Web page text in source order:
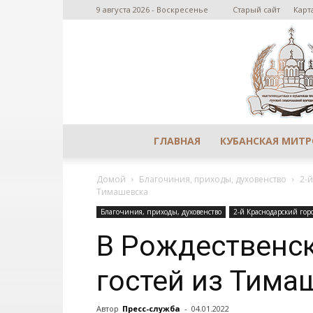
9 августа 2026 - Воскресенье Старый сайт
ГЛАВНАЯ КУБАНСКАЯ
Домой Благочиния, приходы, духовенство 2-
Тимашевска
Благочиния, приходы, духовенство 2-й Краснодарский
В
гостей из
Автор Пресс-служба - 04.01.2022